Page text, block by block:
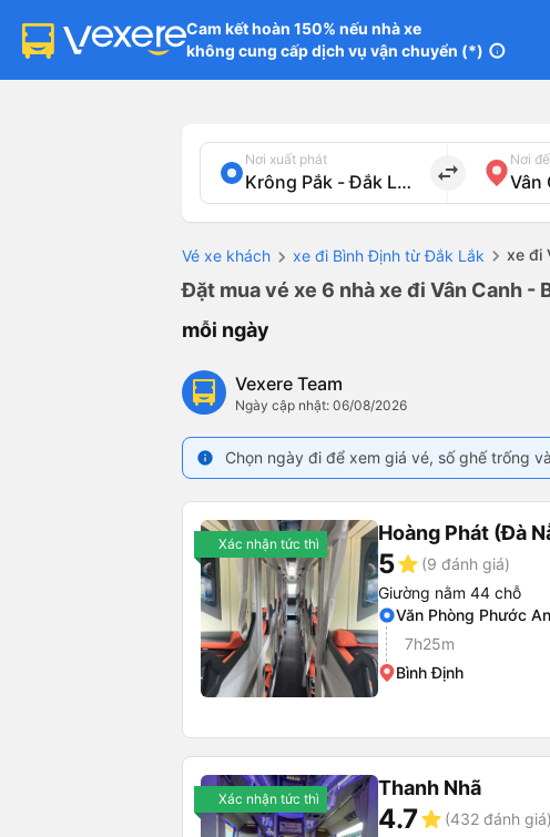
Cam kết hoàn 150% nếu nhà xe
không cung cấp dịch vụ vận chuyển (*) info
Nơi xuất phát
import_export
Nơi
Vé xe khách xe đi Bình Định từ Đắk Lắk xe đi
Đặt mua vé xe 6 nhà xe đi Vân Canh
mỗi ngày
Vexere Team
Ngày cập nhật: 06/08/2026
info Chọn ngày đi để xem giá vé, số ghế trống
Xác nhận tức thì Hoàng Phát (Đà
5star (9 đánh giá)
Giường nằm 44 chỗ
Văn Phòng Phước An
7h25m
Bình Định
Xác nhận tức thì Thanh Nhã
4.7star (432 đánh giá)